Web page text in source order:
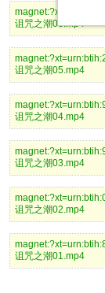
诅咒之潮06.mp4
诅咒之潮05.mp4
诅咒之潮04.mp4
诅咒之潮03.mp4
诅咒之潮02.mp4
诅咒之潮01.mp4